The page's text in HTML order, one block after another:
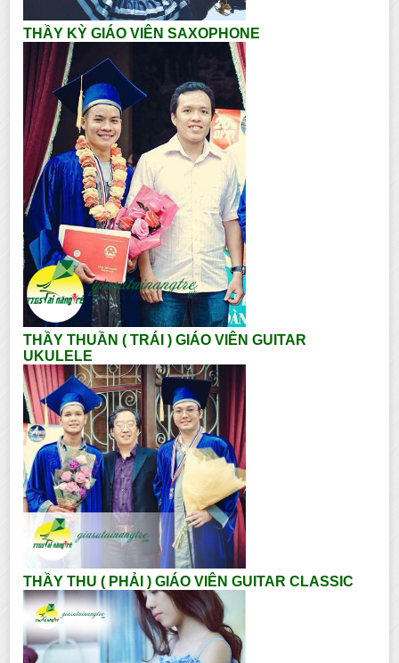
THẦY KỲ GIÁO VIÊN SAXOPHONE
THẦY THUẦN ( TRÁI ) GIÁO VIÊN GUITAR
UKULELE
THẦY THU ( PHẢI ) GIÁO VIÊN GUITAR CLASSIC